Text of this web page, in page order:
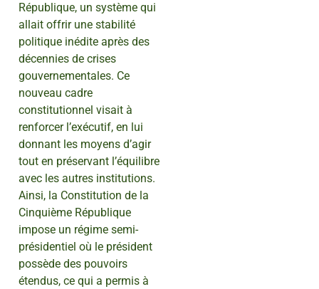
République, un système qui
allait offrir une stabilité
politique inédite après des
décennies de crises
gouvernementales. Ce
nouveau cadre
constitutionnel visait à
renforcer l’exécutif, en lui
donnant les moyens d’agir
tout en préservant l’équilibre
avec les autres institutions.
Ainsi, la Constitution de la
Cinquième République
impose un régime semi-
présidentiel où le président
possède des pouvoirs
étendus, ce qui a permis à